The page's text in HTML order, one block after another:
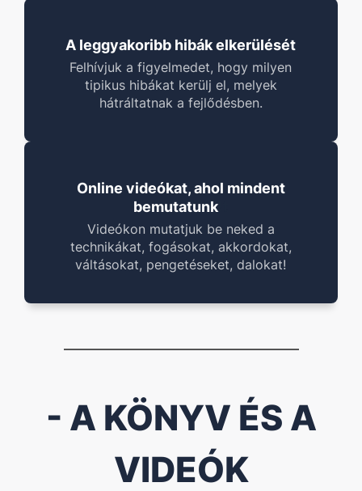
A leggyakoribb hibák elkerülését
Felhívjuk a figyelmedet, hogy milyen
tipikus hibákat kerülj el, melyek
hátráltatnak a fejlődésben.
Online videókat, ahol mindent
bemutatunk!
Videókon mutatjuk be neked a
technikákat, fogásokat, akkordokat,
váltásokat, pengetéseket, dalokat!
- A KÖNYV ÉS A
VIDEÓK